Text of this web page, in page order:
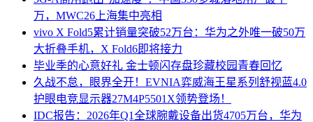
万，MWC26上海集中亮相
vivo X Fold5累计销量突破52万台：华为之外唯一破50万
大折叠手机，X Fold6即将接力
毕业季的心意好礼 金士顿闪存盘珍藏校园青春回忆
久战不怠，眼界全开！EVNIA弈威海王星系列舒视蓝4.0
护眼电竞显示器27M4P5501X领势登场！
IDC报告：2026年Q1全球腕戴设备出货4705万台，华为